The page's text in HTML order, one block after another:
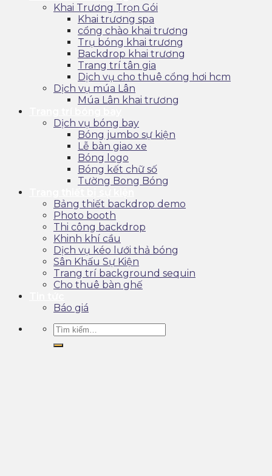
Khai Trương Trọn Gói
Khai trương spa
cổng chào khai trương
Trụ bóng khai trương
Backdrop khai trương
Trang trí tân gia
Dịch vụ cho thuê cổng hơi hcm
Dịch vụ múa Lân
Múa Lân khai trương
Dịch vụ bóng bay
Bóng jumbo sự kiện
Lễ bàn giao xe
Bóng logo
Bóng kết chữ số
Tường Bong Bóng
Bảng thiết backdrop demo
Photo booth
Thi công backdrop
Khinh khí cầu
Dịch vụ kéo lưới thả bóng
Sân Khấu Sự Kiện
Trang trí background sequin
Cho thuê bàn ghế
Báo giá
Tìm
kiếm: